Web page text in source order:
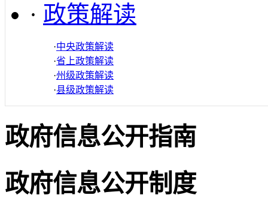
· 政策解读
·中央政策解读
·省上政策解读
·州级政策解读
·县级政策解读
政府信息公开指南
政府信息公开制度